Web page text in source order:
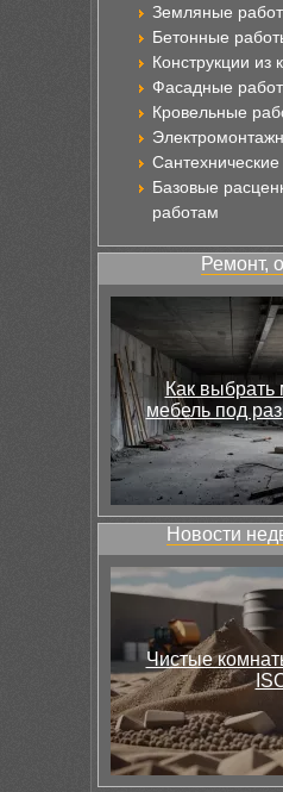
Земляные
Бетонные
Конструкции из
Фасадные
Кровельные
Базовые
работам
Ремонт,
Как выбрать
мебель под
Новости
Чистые